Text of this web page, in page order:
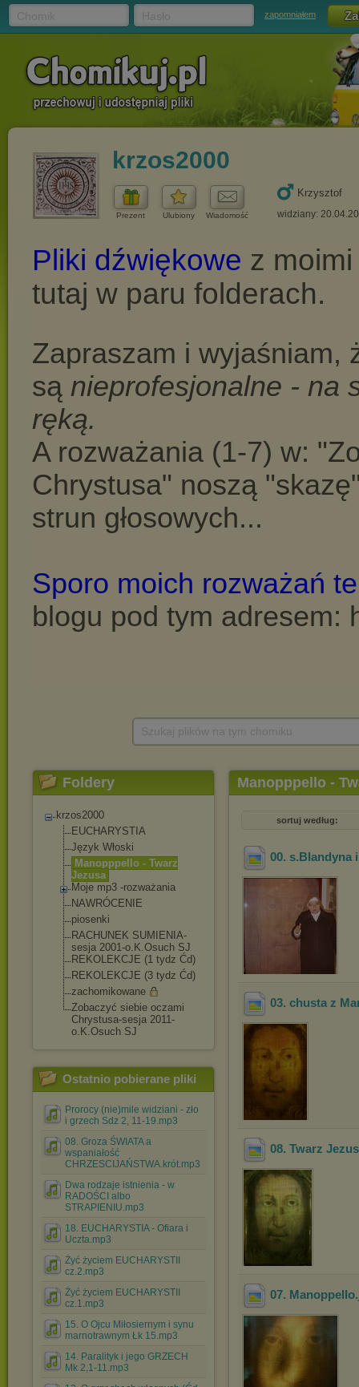
zapomniałem
krzos2000
Prezent Ulubiony Wiadomość
Krzysztof
widziany:
Foldery
krzos2000
EUCHARYSTIA
Język Włoski
Manopppello - Twarz
Jezusa
Moje mp3 -rozważania
NAWRÓCENIE
piosenki
RACHUNEK SUMIENIA-
sesja 2001-o.K.Osuch SJ
REKOLEKCJE (1 tydz Ćd)
REKOLEKCJE (3 tydz Ćd)
zachomikowane
Zobaczyć siebie oczami
Chrystusa-sesja 2011-
o.K.Osuch SJ
Ostatnio pobierane pliki
Prorocy (nie)mile widziani - zło
i grzech Sdz 2, 11-19.mp3
08. Groza ŚWIATA a
wspaniałość
CHRZESCIJAŃSTWA.krót.mp3
Dwa rodzaje istnienia - w
RADOŚCI albo
STRAPIENIU.mp3
18. EUCHARYSTIA - Ofiara i
Uczta.mp3
Żyć życiem EUCHARYSTII
cz.2.mp3
Żyć życiem EUCHARYSTII
cz.1.mp3
15. O Ojcu Miłosiernym i synu
marnotrawnym Łk 15.mp3
14. Paralityk i jego GRZECH
Mk 2,1-11.mp3
Manopppello -
sortuj według:
00. s.Blandyna
03. chusta z
08. Twarz
07. Manoppello